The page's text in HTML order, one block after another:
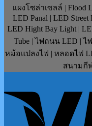
แผงโซล่าเซลล์ | Flood
LED Panal | LED
LED Hight Bay Light |
Tube | ไฟถนน LED | ไ
หม้อแปลงไฟ | หลอดไฟ
สนามกีฬ